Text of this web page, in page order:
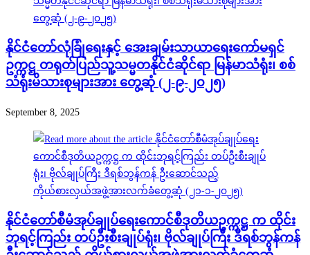
နိုင်ငံတော်လုံခြုံရေးနှင့် အေးချမ်းသာယာရေးကော်မရှင်
ဥက္ကဋ္ဌ တရုတ်ပြည်သူ့သမ္မတနိုင်ငံဆိုင်ရာ မြန်မာသံရုံး၊ စစ်
သံရုံးမိသားစုများအား တွေ့ဆုံ (၂-၉-၂၀၂၅)
September 8, 2025
နိုင်ငံတော်စီမံအုပ်ချုပ်ရေးကောင်စီဒုတိယဥက္ကဋ္ဌ က ထိုင်း
ဘုရင့်ကြည်း တပ်ဦးစီးချုပ်ရုံး၊ ဗိုလ်ချုပ်ကြီး ဒီရစ်ဘွန်ကန်